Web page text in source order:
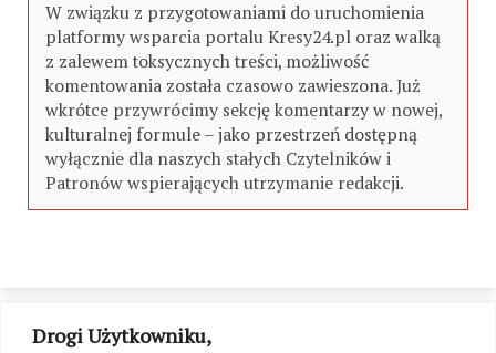
Drogi Użytkowniku,
W związku z przygotowaniami do uruchomienia
platformy wsparcia portalu Kresy24.pl oraz walką
z zalewem toksycznych treści, możliwość
komentowania została czasowo zawieszona. Już
wkrótce przywrócimy sekcję komentarzy w nowej,
kulturalnej formule – jako przestrzeń dostępną
wyłącznie dla naszych stałych Czytelników i
Patronów wspierających utrzymanie redakcji.